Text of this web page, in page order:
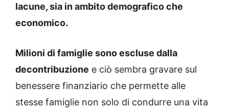
lacune, sia in ambito demografico che
economico.
Milioni di famiglie sono escluse dalla
decontribuzione e ciò sembra gravare sul
benessere finanziario che permette alle
stesse famiglie non solo di condurre una vita